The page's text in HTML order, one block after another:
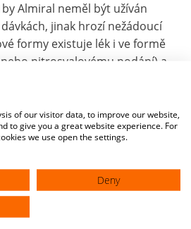
Almiral neměl být užíván
jinak hrozí nežádoucí
formy existuje lék i ve formě
nitrosvalovému podání) a
lékymohou mít celou řadu
rizika krvácení dotrávicí
ažaludečních vředů. Léky
of our visitor data, to improve our website,
to give you a great website experience. For
we use open the settings.
Deny